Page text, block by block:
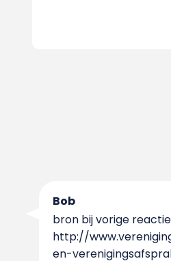
Bob
bron bij vorige
http://
en-